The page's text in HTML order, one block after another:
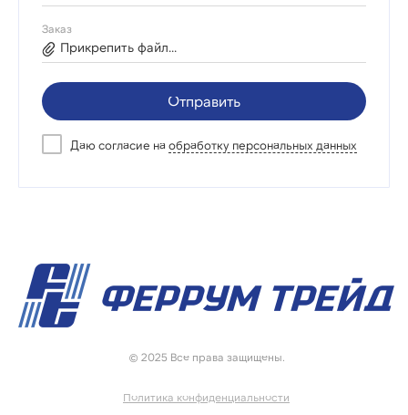
Заказ
Прикрепить файл...
Отправить
Даю согласие на обработку персональных данных
© 2025 Все права защищены.
Политика конфиденциальности